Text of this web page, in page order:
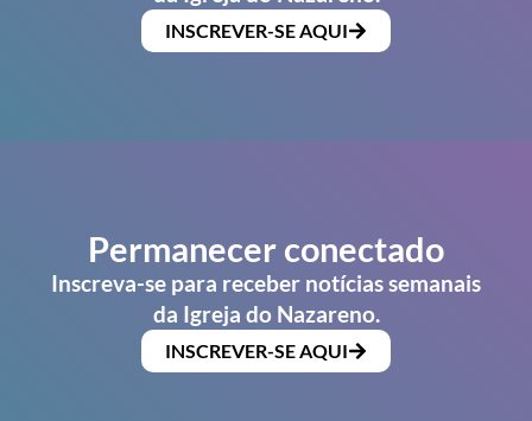
INSCREVER-SE AQUI
Permanecer conectado
Inscreva-se para receber notícias semanais
da Igreja do Nazareno.
INSCREVER-SE AQUI